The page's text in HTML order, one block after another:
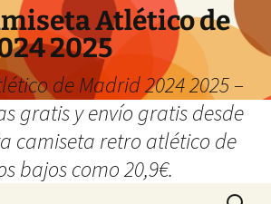
Atlético de
2025
de Madrid 2024 2025 –
gratis y envío gratis desde
camiseta retro atlético de
bajos como 20,9€.
Buscar: